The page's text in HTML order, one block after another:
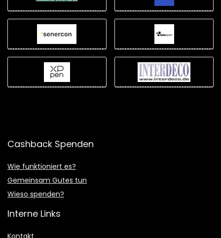
Cashback Spenden
Wie funktioniert es?
Gemeinsam Gutes tun
Wieso spenden?
Interne Links
Kontakt